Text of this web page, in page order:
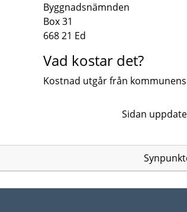
Byggnadsnämnden
Box 31
668 21 Ed
Vad kostar det?
Kostnad utgår från
Sidan